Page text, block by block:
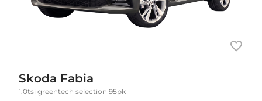
Skoda Fabia
1.0tsi greentech selection 95pk